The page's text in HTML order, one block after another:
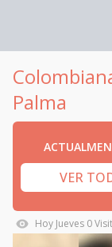
Palma
VER
Hoy Jueves 0